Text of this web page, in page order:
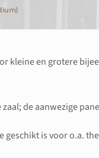
kleine en grotere
de aanwezige
geschikt is voor o.a.